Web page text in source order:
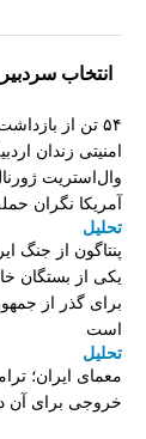
انتخاب سردبیر
۵۴ تن از
امنیتی زندان
وال‌استریت
آمریکا نگران
تحلیل
پنتاگون از جنگ
یکی از بستگان
برای گذر از
است
تحلیل
معمای ایران؛
خروجی برای آن